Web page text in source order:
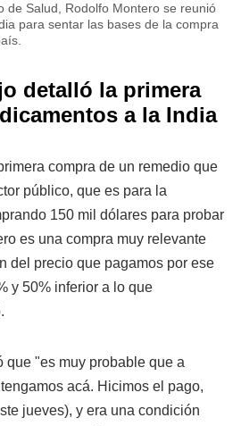
de Salud, Rodolfo Montero se reunió
para sentar las bases de la compra
detalló la primera
a la India
compra de un remedio que
público, que es para la
150 mil dólares para probar
es una compra muy relevante
del precio que pagamos por ese
y 50% inferior a lo que
que "es muy probable que a
acá. Hicimos el pago,
jueves), y era una condición